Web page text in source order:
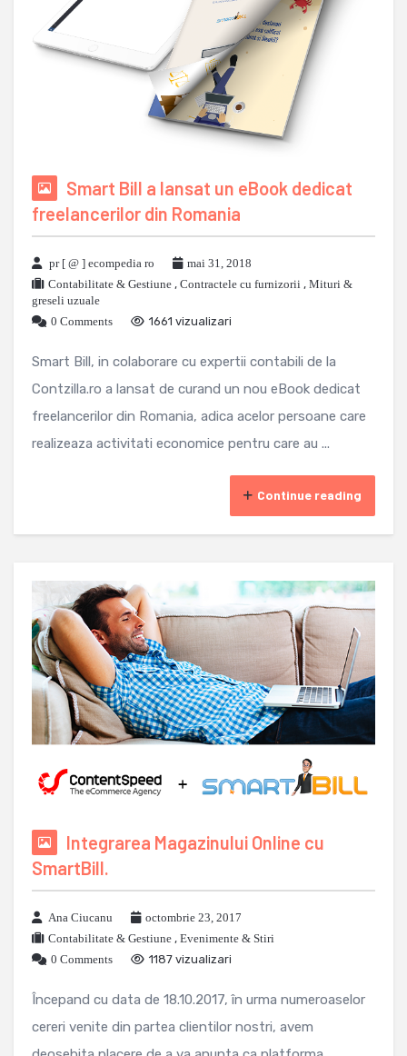
Smart Bill a lansat un eBook dedicat
freelancerilor din Romania
pr [ @ ] ecompedia ro
mai 31, 2018
Contabilitate & Gestiune , Contractele cu furnizorii , Mituri &
greseli uzuale
0 Comments
1661 vizualizari
Smart Bill, in colaborare cu expertii contabili de la
Contzilla.ro a lansat de curand un nou eBook dedicat
freelancerilor din Romania, adica acelor persoane care
realizeaza activitati economice pentru care au ...
Continue reading
Integrarea Magazinului Online cu
SmartBill.
Ana Ciucanu
octombrie 23, 2017
Contabilitate & Gestiune , Evenimente & Stiri
0 Comments
1187 vizualizari
Începand cu data de 18.10.2017, în urma numeroaselor
cereri venite din partea clientilor nostri, avem